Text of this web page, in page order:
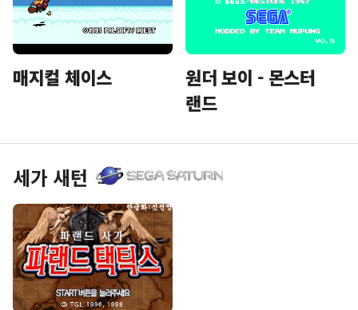
매지컬 체이스
원더 보이 - 몬스터
랜드
세가 새턴